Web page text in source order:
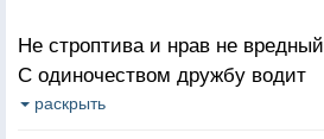
И вдруг заплачут небеса,
В разлуку нашу ты не верь,
Любовь бессмертна и свята
Не строптива и нрав не вредный
С одиночеством дружбу водит
Заболит, если рядом бедный
раскрыть